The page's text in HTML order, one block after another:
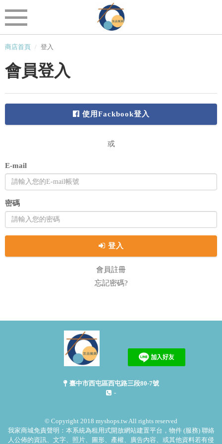
商店首頁 登入
會員登入
使用Fackbook登入
或
E-mail
密碼
登入
會員註冊
忘記密碼?
臺中市西屯區西屯路三段80-7號
-
© Copyright 2018 myshops.tw All rights reserved
我家商城免責聲明：本系統為租用式開放網站建置平台，物件 (服務) 聯絡
人公佈的資訊、文字、照片、圖形、產權、廣告內容、或其他資料若有侵